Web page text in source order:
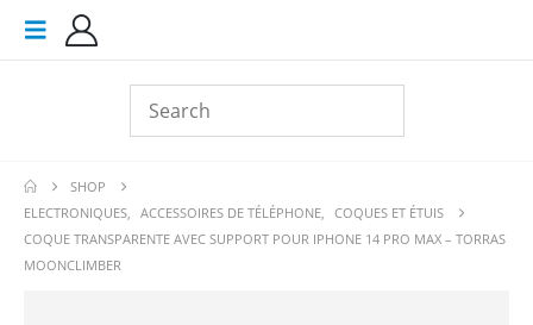
SHOP
ELECTRONIQUES, ACCESSOIRES DE TÉLÉPHONE, COQUES ET ÉTUIS
COQUE TRANSPARENTE AVEC SUPPORT POUR IPHONE 14 PRO MAX – TORRAS
MOONCLIMBER